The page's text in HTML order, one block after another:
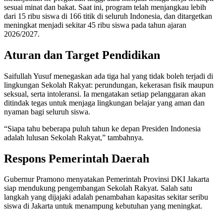
sesuai minat dan bakat. Saat ini, program telah menjangkau lebih
dari 15 ribu siswa di 166 titik di seluruh Indonesia, dan ditargetkan
meningkat menjadi sekitar 45 ribu siswa pada tahun ajaran
2026/2027.
Aturan dan Target Pendidikan
Saifullah Yusuf menegaskan ada tiga hal yang tidak boleh terjadi di
lingkungan Sekolah Rakyat: perundungan, kekerasan fisik maupun
seksual, serta intoleransi. Ia mengatakan setiap pelanggaran akan
ditindak tegas untuk menjaga lingkungan belajar yang aman dan
nyaman bagi seluruh siswa.
“Siapa tahu beberapa puluh tahun ke depan Presiden Indonesia
adalah lulusan Sekolah Rakyat,” tambahnya.
Respons Pemerintah Daerah
Gubernur Pramono menyatakan Pemerintah Provinsi DKI Jakarta
siap mendukung pengembangan Sekolah Rakyat. Salah satu
langkah yang dijajaki adalah penambahan kapasitas sekitar seribu
siswa di Jakarta untuk menampung kebutuhan yang meningkat.